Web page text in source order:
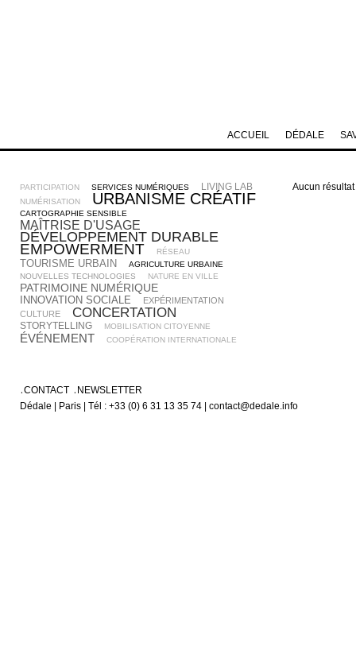
PARTICIPATION SERVICES NUMÉRIQUES LIVING LAB
NUMÉRISATION URBANISME CRÉATIF
CARTOGRAPHIE SENSIBLE
MAÎTRISE D'USAGE
DÉVELOPPEMENT DURABLE
EMPOWERMENT RÉSEAU
TOURISME URBAIN
AGRICULTURE URBAINE
NOUVELLES TECHNOLOGIES
NATURE EN VILLE
PATRIMOINE NUMÉRIQUE
INNOVATION SOCIALE
EXPÉRIMENTATION
CULTURE
CONCERTATION
STORYTELLING MOBILISATION CITOYENNE
ÉVÉNEMENT COOPÉRATION INTERNATIONALE
Aucun
DÉDALE
ACCUEIL
CONTACT
NEWSLETTER
Dédale | Paris | Tél : +33 (0) 6 31 13 35 74 | contact@dedale.info